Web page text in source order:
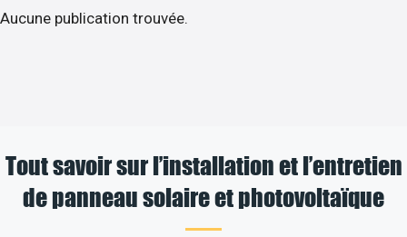
Aucune publication trouvée.
Tout savoir sur l’installation et l’entretien
de panneau solaire et photovoltaïque